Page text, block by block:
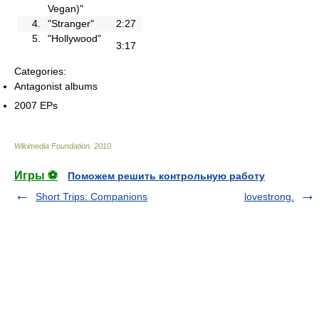
Vegan)"
4. "Stranger"
2:27
5.
"Hollywood"
3:17
Categories:
Antagonist albums
2007 EPs
Wikimedia Foundation 2010
Игры ⚽
Поможем решить контрольную работу
Short Trips: Companions
lovestrong.